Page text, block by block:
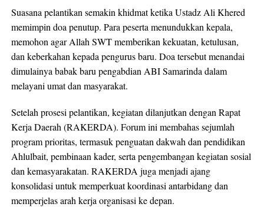
Suasana pelantikan semakin khidmat ketika Ustadz Ali Khered
memimpin doa penutup. Para peserta menundukkan kepala,
memohon agar Allah SWT memberikan kekuatan, ketulusan,
dan keberkahan kepada pengurus baru. Doa tersebut menandai
dimulainya babak baru pengabdian ABI Samarinda dalam
melayani umat dan masyarakat.
Setelah prosesi pelantikan, kegiatan dilanjutkan dengan Rapat
Kerja Daerah (RAKERDA). Forum ini membahas sejumlah
program prioritas, termasuk penguatan dakwah dan pendidikan
Ahlulbait, pembinaan kader, serta pengembangan kegiatan sosial
dan kemasyarakatan. RAKERDA juga menjadi ajang
konsolidasi untuk memperkuat koordinasi antarbidang dan
memperjelas arah kerja organisasi ke depan.